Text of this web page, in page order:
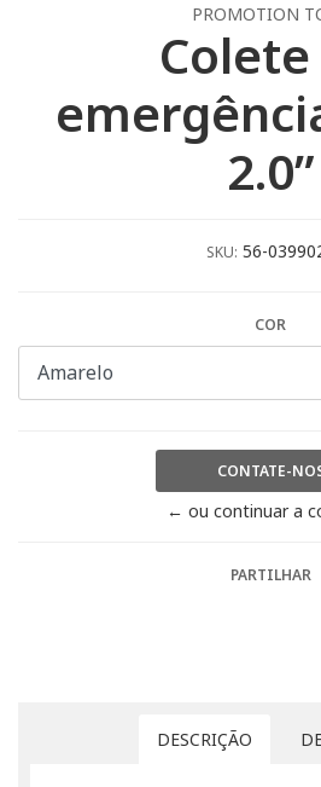
PROMOTION
2.0”
SKU: 56-
COR
CONTATE-
← ou continuar a
PARTILHAR
DESCRIÇÃO